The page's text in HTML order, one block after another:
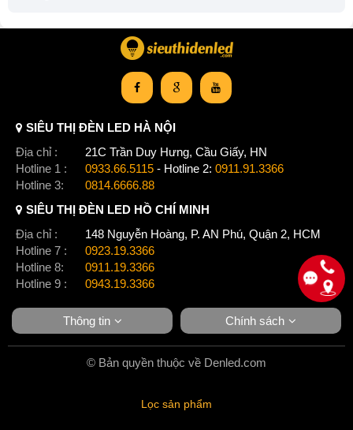
Lọc sản phẩm
SIÊU THỊ ĐÈN LED HÀ NỘI
Địa chỉ :
21C Trần Duy Hưng, Cầu Giấy, HN
Hotline 1 :
0933.66.5115 - Hotline 2: 0911.91.3366
Hotline 3:
0814.6666.88
SIÊU THỊ ĐÈN LED HỒ CHÍ MINH
Địa chỉ :
148 Nguyễn Hoàng, P. AN Phú, Quận 2, HCM
Hotline 7 :
0923.19.3366
Hotline 8:
0911.19.3366
Hotline 9 :
0943.19.3366
Thông tin Chính sách
© Bản quyền thuộc về Denled.com